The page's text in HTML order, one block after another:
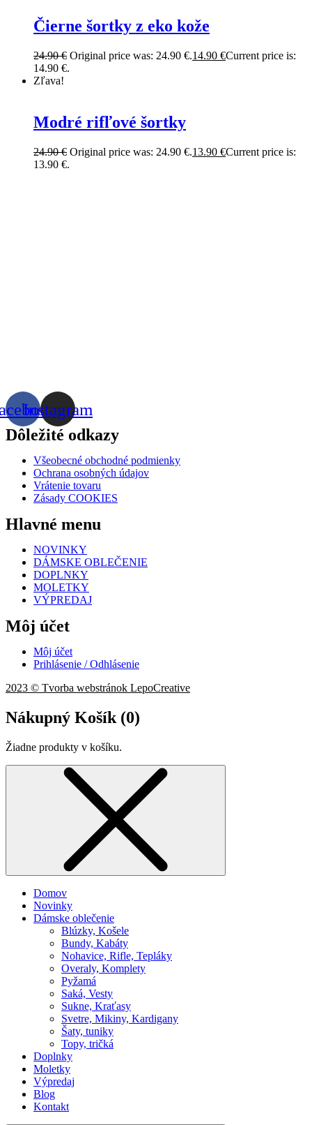
Čierne šortky z eko kože
24.90€ Original price was: 24.90 €.14.90 €Current price is:
14.90 €.
Zľava!
Modré rifľové šortky
24.90€ Original price was: 24.90 €.13.90 €Current price is:
13.90 €.
Instagram
Dôležité odkazy
Všeobecné obchodné podmienky
Ochrana osobných údajov
Vrátenie tovaru
Zásady COOKIES
Hlavné menu
NOVINKY
DÁMSKE OBLEČENIE
DOPLNKY
MOLETKY
VÝPREDAJ
Môj účet
Môj účet
Prihlásenie / Odhlásenie
2023 © Tvorba webstránok LepoCreative
Nákupný Košík (0)
Žiadne produkty v košíku.
Domov
Novinky
Dámske oblečenie
Blúzky, Košele
Bundy, Kabáty
Nohavice, Rifle, Tepláky
Overaly, Komplety
Pyžamá
Saká, Vesty
Sukne, Kraťasy
Svetre, Mikiny, Kardigany
Šaty, tuniky
Topy, tričká
Doplnky
Moletky
Výpredaj
Blog
Kontakt